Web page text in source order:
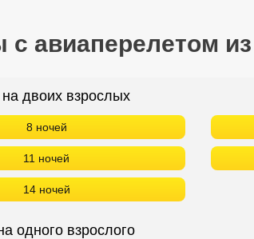
с авиаперелетом
двоих взрослых
8 ночей
11 ночей
14 ночей
одного взрослого